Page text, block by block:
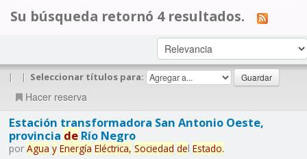
Su búsqueda retornó 4 resultados.
| | Seleccionar títulos para:
Hacer reserva
Estación transformadora San Antonio Oeste,
provincia deRío Negro
por Agua y Energía Eléctrica, Sociedad del Estado.